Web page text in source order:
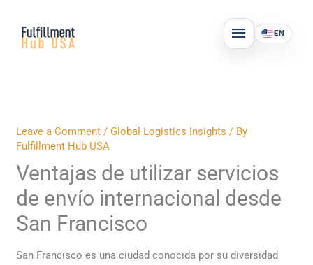
content
MAIN
MENU
EN
Leave a Comment / Global Logistics Insights / By
Fulfillment Hub USA
Ventajas de utilizar servicios
de envío internacional desde
San Francisco
San Francisco es una ciudad conocida por su diversidad